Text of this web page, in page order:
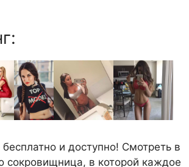
и доступно! Смотреть в
сокровищница, в которой каждое